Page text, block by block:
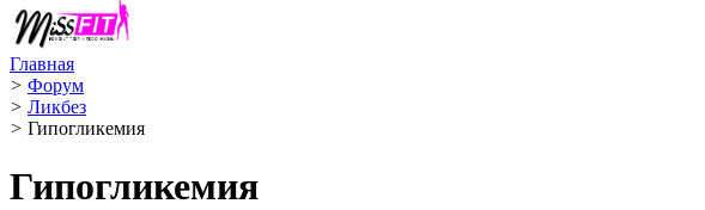
Главная
> Форум
> Ликбез
> Гипогликемия
Гипогликемия